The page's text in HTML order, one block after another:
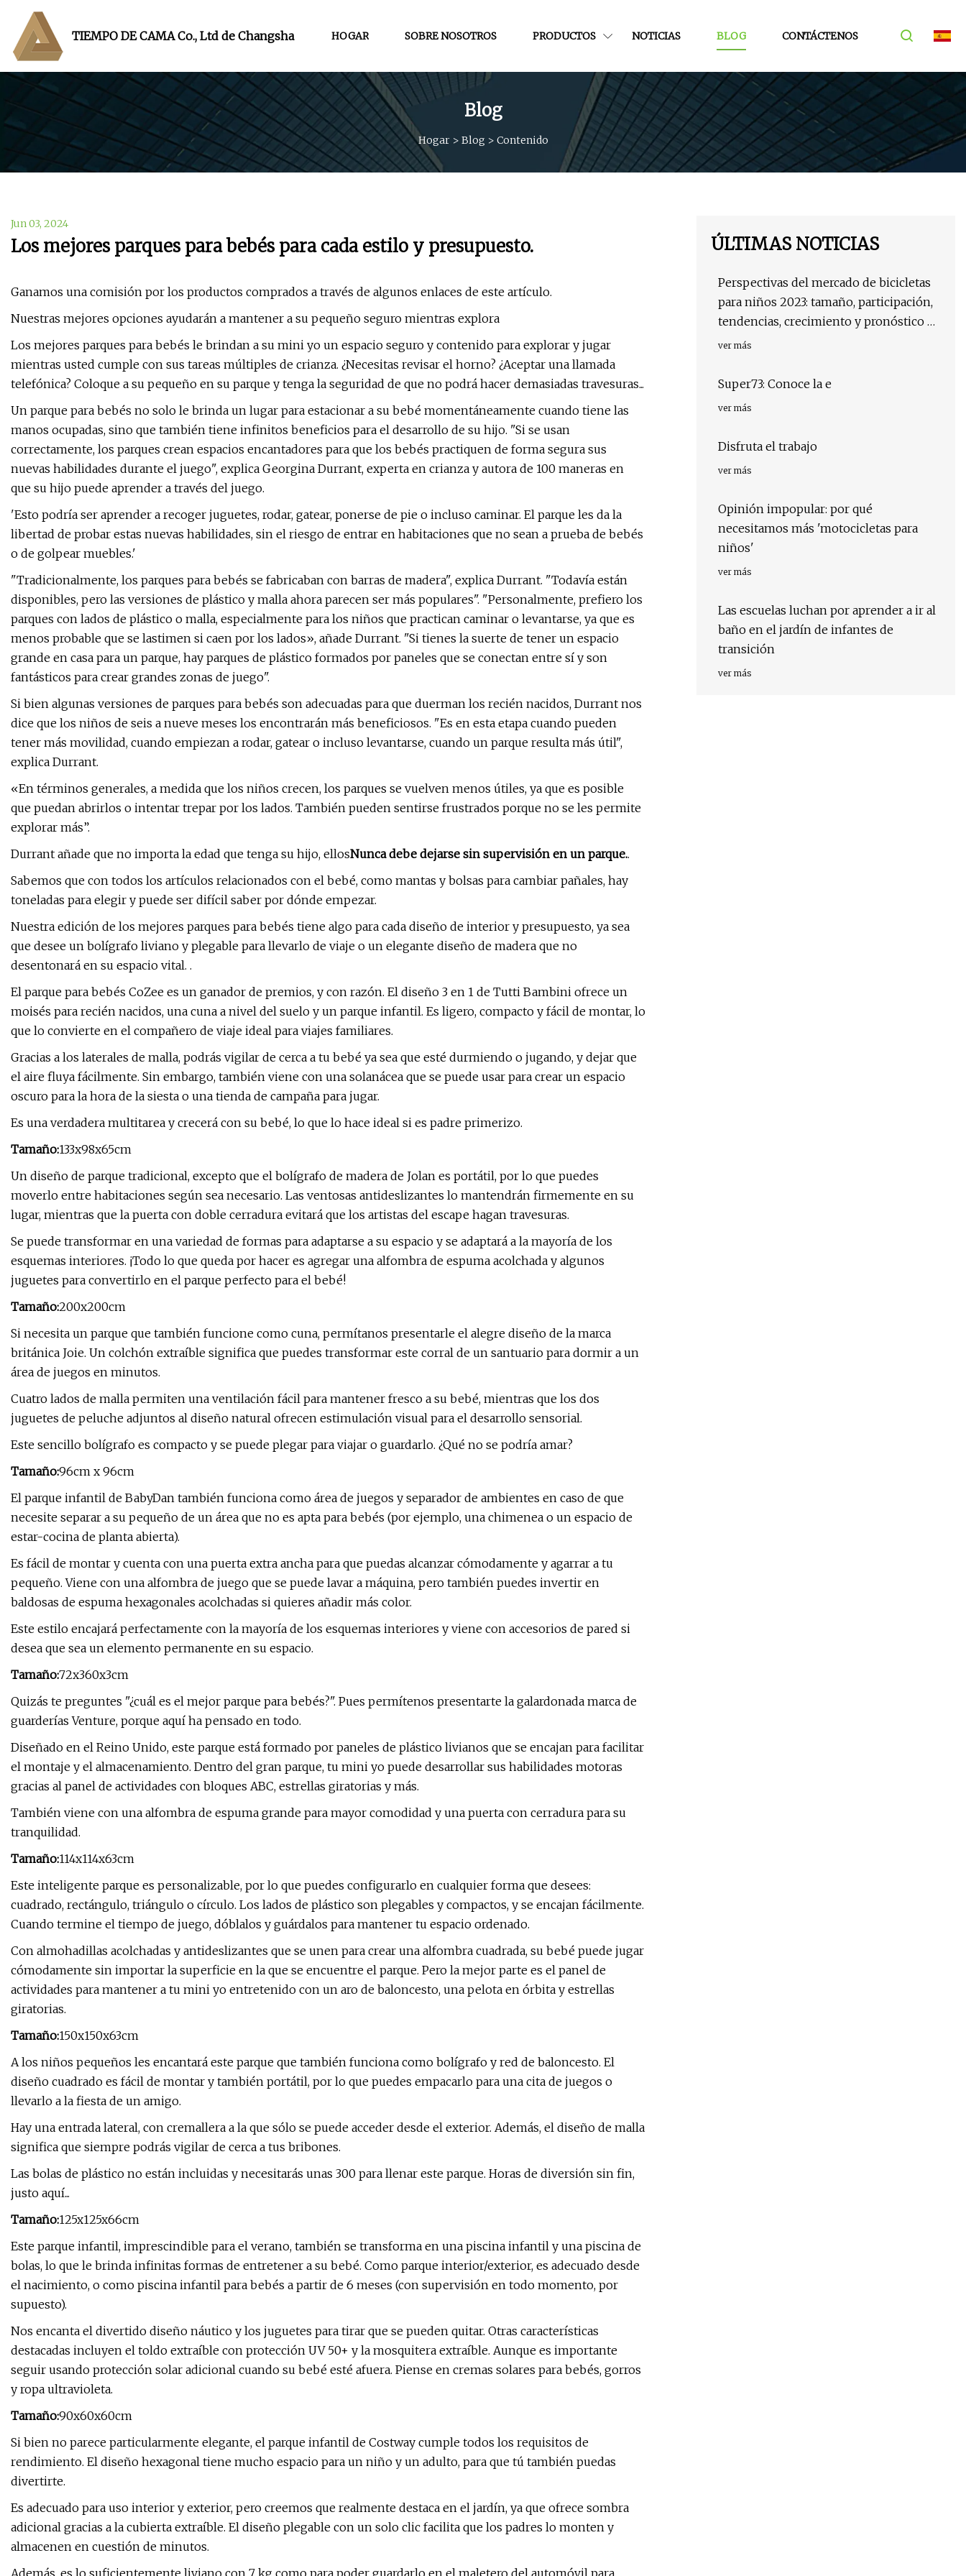
TIEMPO DE CAMA Co., Ltd de Changsha HOGAR SOBRE NOSOTROS PRODUCTOS NOTICIAS BLOG CONTÁCTENOS
Blog
Hogar> Blog > Contenido
Jun 03, 2024
Los mejores parques para bebés para cada estilo y presupuesto.
Ganamos una comisión por los productos comprados a través de algunos enlaces de este artículo.
Nuestras mejores opciones ayudarán a mantener a su pequeño seguro mientras explora
Los mejores parques para bebés le brindan a su mini yo un espacio seguro y contenido para explorar y jugar
mientras usted cumple con sus tareas múltiples de crianza. ¿Necesitas revisar el horno? ¿Aceptar una llamada
telefónica? Coloque a su pequeño en su parque y tenga la seguridad de que no podrá hacer demasiadas travesuras...
Un parque para bebés no solo le brinda un lugar para estacionar a su bebé momentáneamente cuando tiene las
manos ocupadas, sino que también tiene infinitos beneficios para el desarrollo de su hijo. "Si se usan
correctamente, los parques crean espacios encantadores para que los bebés practiquen de forma segura sus
nuevas habilidades durante el juego", explica Georgina Durrant, experta en crianza y autora de 100 maneras en
que su hijo puede aprender a través del juego.
'Esto podría ser aprender a recoger juguetes, rodar, gatear, ponerse de pie o incluso caminar. El parque les da la
libertad de probar estas nuevas habilidades, sin el riesgo de entrar en habitaciones que no sean a prueba de bebés
o de golpear muebles.'
"Tradicionalmente, los parques para bebés se fabricaban con barras de madera", explica Durrant. "Todavía están
disponibles, pero las versiones de plástico y malla ahora parecen ser más populares". "Personalmente, prefiero los
parques con lados de plástico o malla, especialmente para los niños que practican caminar o levantarse, ya que es
menos probable que se lastimen si caen por los lados», añade Durrant. "Si tienes la suerte de tener un espacio
grande en casa para un parque, hay parques de plástico formados por paneles que se conectan entre sí y son
fantásticos para crear grandes zonas de juego".
Si bien algunas versiones de parques para bebés son adecuadas para que duerman los recién nacidos, Durrant nos
dice que los niños de seis a nueve meses los encontrarán más beneficiosos. "Es en esta etapa cuando pueden
tener más movilidad, cuando empiezan a rodar, gatear o incluso levantarse, cuando un parque resulta más útil",
explica Durrant.
«En términos generales, a medida que los niños crecen, los parques se vuelven menos útiles, ya que es posible
que puedan abrirlos o intentar trepar por los lados. También pueden sentirse frustrados porque no se les permite
explorar más”.
Durrant añade que no importa la edad que tenga su hijo, ellosNunca debe dejarse sin supervisión en un parque..
Sabemos que con todos los artículos relacionados con el bebé, como mantas y bolsas para cambiar pañales, hay
toneladas para elegir y puede ser difícil saber por dónde empezar.
Nuestra edición de los mejores parques para bebés tiene algo para cada diseño de interior y presupuesto, ya sea
que desee un bolígrafo liviano y plegable para llevarlo de viaje o un elegante diseño de madera que no
desentonará en su espacio vital. .
El parque para bebés CoZee es un ganador de premios, y con razón. El diseño 3 en 1 de Tutti Bambini ofrece un
moisés para recién nacidos, una cuna a nivel del suelo y un parque infantil. Es ligero, compacto y fácil de montar, lo
que lo convierte en el compañero de viaje ideal para viajes familiares.
Gracias a los laterales de malla, podrás vigilar de cerca a tu bebé ya sea que esté durmiendo o jugando, y dejar que
el aire fluya fácilmente. Sin embargo, también viene con una solanácea que se puede usar para crear un espacio
oscuro para la hora de la siesta o una tienda de campaña para jugar.
Es una verdadera multitarea y crecerá con su bebé, lo que lo hace ideal si es padre primerizo.
Tamaño:133x98x65cm
Un diseño de parque tradicional, excepto que el bolígrafo de madera de Jolan es portátil, por lo que puedes
moverlo entre habitaciones según sea necesario. Las ventosas antideslizantes lo mantendrán firmemente en su
lugar, mientras que la puerta con doble cerradura evitará que los artistas del escape hagan travesuras.
Se puede transformar en una variedad de formas para adaptarse a su espacio y se adaptará a la mayoría de los
esquemas interiores. ¡Todo lo que queda por hacer es agregar una alfombra de espuma acolchada y algunos
juguetes para convertirlo en el parque perfecto para el bebé!
Tamaño:200x200cm
Si necesita un parque que también funcione como cuna, permítanos presentarle el alegre diseño de la marca
británica Joie. Un colchón extraíble significa que puedes transformar este corral de un santuario para dormir a un
área de juegos en minutos.
Cuatro lados de malla permiten una ventilación fácil para mantener fresco a su bebé, mientras que los dos
juguetes de peluche adjuntos al diseño natural ofrecen estimulación visual para el desarrollo sensorial.
Este sencillo bolígrafo es compacto y se puede plegar para viajar o guardarlo. ¿Qué no se podría amar?
Tamaño:96cm x 96cm
El parque infantil de BabyDan también funciona como área de juegos y separador de ambientes en caso de que
necesite separar a su pequeño de un área que no es apta para bebés (por ejemplo, una chimenea o un espacio de
estar-cocina de planta abierta).
Es fácil de montar y cuenta con una puerta extra ancha para que puedas alcanzar cómodamente y agarrar a tu
pequeño. Viene con una alfombra de juego que se puede lavar a máquina, pero también puedes invertir en
baldosas de espuma hexagonales acolchadas si quieres añadir más color.
Este estilo encajará perfectamente con la mayoría de los esquemas interiores y viene con accesorios de pared si
desea que sea un elemento permanente en su espacio.
Tamaño:72x360x3cm
Quizás te preguntes "¿cuál es el mejor parque para bebés?". Pues permítenos presentarte la galardonada marca de
guarderías Venture, porque aquí ha pensado en todo.
Diseñado en el Reino Unido, este parque está formado por paneles de plástico livianos que se encajan para facilitar
el montaje y el almacenamiento. Dentro del gran parque, tu mini yo puede desarrollar sus habilidades motoras
gracias al panel de actividades con bloques ABC, estrellas giratorias y más.
También viene con una alfombra de espuma grande para mayor comodidad y una puerta con cerradura para su
tranquilidad.
Tamaño:114x114x63cm
Este inteligente parque es personalizable, por lo que puedes configurarlo en cualquier forma que desees:
cuadrado, rectángulo, triángulo o círculo. Los lados de plástico son plegables y compactos, y se encajan fácilmente.
Cuando termine el tiempo de juego, dóblalos y guárdalos para mantener tu espacio ordenado.
Con almohadillas acolchadas y antideslizantes que se unen para crear una alfombra cuadrada, su bebé puede jugar
cómodamente sin importar la superficie en la que se encuentre el parque. Pero la mejor parte es el panel de
actividades para mantener a tu mini yo entretenido con un aro de baloncesto, una pelota en órbita y estrellas
giratorias.
Tamaño:150x150x63cm
A los niños pequeños les encantará este parque que también funciona como bolígrafo y red de baloncesto. El
diseño cuadrado es fácil de montar y también portátil, por lo que puedes empacarlo para una cita de juegos o
llevarlo a la fiesta de un amigo.
Hay una entrada lateral, con cremallera a la que sólo se puede acceder desde el exterior. Además, el diseño de malla
significa que siempre podrás vigilar de cerca a tus bribones.
Las bolas de plástico no están incluidas y necesitarás unas 300 para llenar este parque. Horas de diversión sin fin,
justo aquí...
Tamaño:125x125x66cm
Este parque infantil, imprescindible para el verano, también se transforma en una piscina infantil y una piscina de
bolas, lo que le brinda infinitas formas de entretener a su bebé. Como parque interior/exterior, es adecuado desde
el nacimiento, o como piscina infantil para bebés a partir de 6 meses (con supervisión en todo momento, por
supuesto).
Nos encanta el divertido diseño náutico y los juguetes para tirar que se pueden quitar. Otras características
destacadas incluyen el toldo extraíble con protección UV 50+ y la mosquitera extraíble. Aunque es importante
seguir usando protección solar adicional cuando su bebé esté afuera. Piense en cremas solares para bebés, gorros
y ropa ultravioleta.
Tamaño:90x60x60cm
Si bien no parece particularmente elegante, el parque infantil de Costway cumple todos los requisitos de
rendimiento. El diseño hexagonal tiene mucho espacio para un niño y un adulto, para que tú también puedas
divertirte.
Es adecuado para uso interior y exterior, pero creemos que realmente destaca en el jardín, ya que ofrece sombra
adicional gracias a la cubierta extraíble. El diseño plegable con un solo clic facilita que los padres lo monten y
almacenen en cuestión de minutos.
ÚLTIMAS NOTICIAS
Perspectivas del mercado de bicicletas
para niños 2023: tamaño, participación,
tendencias, crecimiento y pronóstico de
la industria para 2028
ver más
Super73: Conoce la e
ver más
Disfruta el trabajo
ver más
Opinión impopular: por qué
necesitamos más 'motocicletas para
niños'
ver más
Las escuelas luchan por aprender a ir al
baño en el jardín de infantes de
transición
ver más